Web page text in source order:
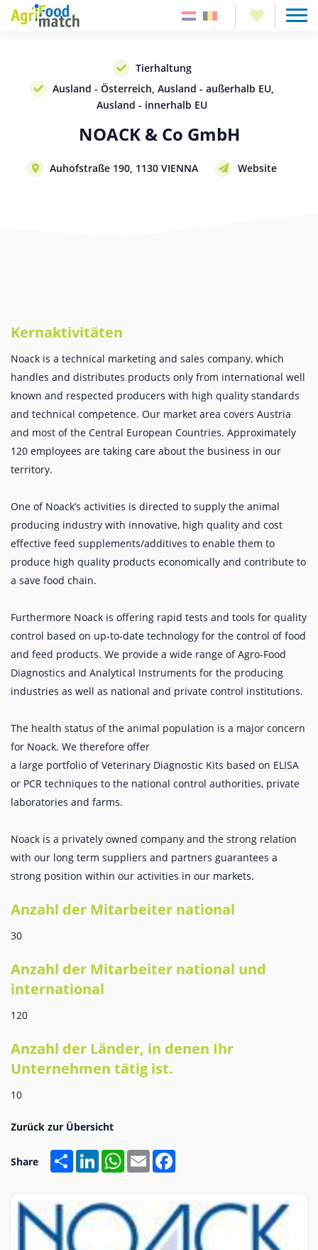
Tierhaltung
Ausland - Österreich, Ausland - außerhalb EU,
Ausland - innerhalb EU
NOACK & Co GmbH
Auhofstraße 190, 1130 VIENNA Website
Kernaktivitäten
Noack is a technical marketing and sales company, which
handles and distributes products only from international well
known and respected producers with high quality standards
and technical competence. Our market area covers Austria
and most of the Central European Countries. Approximately
120 employees are taking care about the business in our
territory.
One of Noack’s activities is directed to supply the animal
producing industry with innovative, high quality and cost
effective feed supplements/additives to enable them to
produce high quality products economically and contribute to
a save food chain.
Furthermore Noack is offering rapid tests and tools for quality
control based on up-to-date technology for the control of food
and feed products. We provide a wide range of Agro-Food
Diagnostics and Analytical Instruments for the producing
industries as well as national and private control institutions.
The health status of the animal population is a major concern
for Noack. We therefore offer
a large portfolio of Veterinary Diagnostic Kits based on ELISA
or PCR techniques to the national control authorities, private
laboratories and farms.
Noack is a privately owned company and the strong relation
with our long term suppliers and partners guarantees a
strong position within our activities in our markets.
Anzahl der Mitarbeiter national
30
Anzahl der Mitarbeiter national und
international
120
Anzahl der Länder, in denen Ihr
Unternehmen tätig ist.
10
Share Share LinkedInWhatsApp
Email